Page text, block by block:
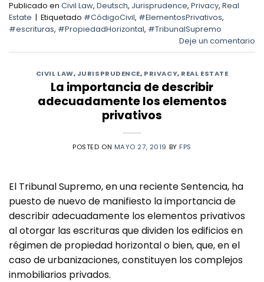
Publicado en Civil Law, Deutsch, Jurisprudence, Privacy, Real
Estate | Etiquetado #CódigoCivil, #ElementosPrivativos,
#escrituras, #PropiedadHorizontal, #TribunalSupremo
Deje un comentario
CIVIL LAW,JURISPRUDENCE, PRIVACY, REAL ESTATE
La importancia de describir
adecuadamente los elementos
privativos
POSTED ON MAYO 27, 2019 BY FPS
El Tribunal Supremo, en una reciente Sentencia, ha
puesto de nuevo de manifiesto la importancia de
describir adecuadamente los elementos privativos
al otorgar las escrituras que dividen los edificios en
régimen de propiedad horizontal o bien, que, en el
caso de urbanizaciones, constituyen los complejos
inmobiliarios privados.